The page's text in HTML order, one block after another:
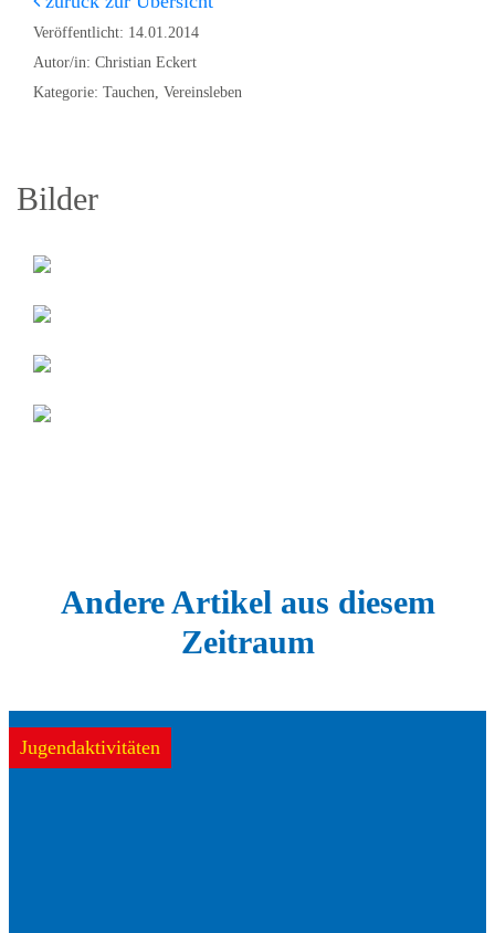
Veröffentlicht: 14.01.2014
Autor/in: Christian Eckert
Kategorie: Tauchen, Vereinsleben
Bilder
Andere Artikel aus diesem
Zeitraum
Jugendaktivitäten